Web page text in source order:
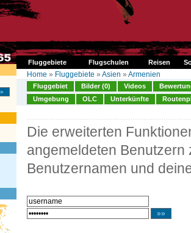
Fluggebiete Flugschulen Reisen
Home » Fluggebiete » Asien » Armenien
Fluggebiet Bilder (0) Videos
Umgebung
OLC Unterkünfte
Die erweiterten
angemeldeten Benutzern
Benutzernamen und